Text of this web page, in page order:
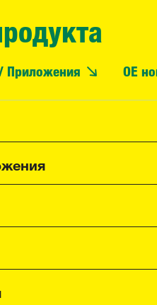
Приложения OE